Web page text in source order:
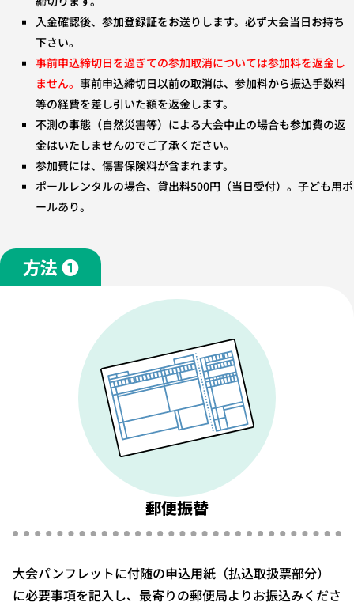
入金確認後、参加登録証をお送りします。必ず大会当日お持ち
下さい。
事前申込締切日を過ぎての参加取消については参加料を返金し
ません。事前申込締切日以前の取消は、参加料から振込手数料
等の経費を差し引いた額を返金します。
不測の事態（自然災害等）による大会中止の場合も参加費の返
金はいたしませんのでご了承ください。
参加費には、傷害保険料が含まれます。
ポールレンタルの場合、貸出料500円（当日受付）。子ども用ポ
ールあり。
方法 ❶
郵便振替
大会パンフレットに付随の申込用紙（払込取扱票部分）
に必要事項を記入し、最寄りの郵便局よりお振込みくださ